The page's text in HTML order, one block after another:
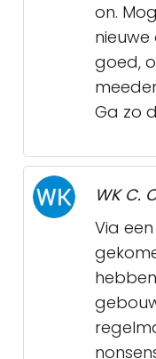
on.
goed,
Ga zo
WK C.
Via